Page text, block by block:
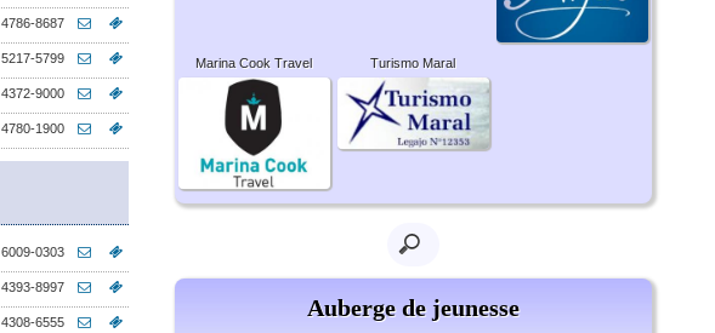
4786-8687
5217-5799
4372-9000
4780-1900
6009-0303
4393-8997
4308-6555
Marina Cook Travel Turismo Maral
Auberge de jeunesse